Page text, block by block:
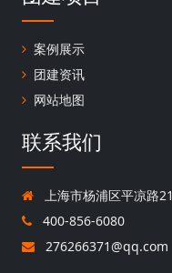
案例展示
团建资讯
网站地图
联系我们
上海市杨浦区平凉路
400-856-6080
276266371@qq.com